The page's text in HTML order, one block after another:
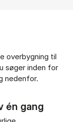
overbygning til
søger inden for
nedenfor.
én gang